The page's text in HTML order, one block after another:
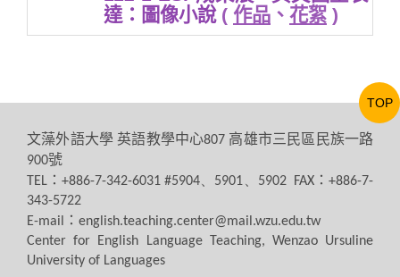
達：圖像小說( 作品 、 花絮 )
文藻外語大學 英語教學中心807 高雄市三民區民族一路
900號
TEL ：+886-7-342-6031 #5904、5901、5902 FAX：+886-7-
343-5722
E-mail
： english.teaching.center@mail.wzu.edu.tw
Center for English Language Teaching, Wenzao Ursuline
University of Languages
TOP